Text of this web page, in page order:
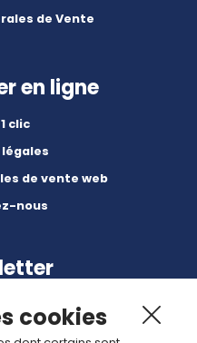
de Vente
en ligne
clic
de vente web
nous
cookies